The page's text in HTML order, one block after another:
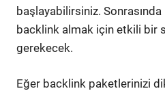
başlayabilirsiniz.
backlink almak için etkili bir
gerekecek.
Eğer backlink paketlerinizi